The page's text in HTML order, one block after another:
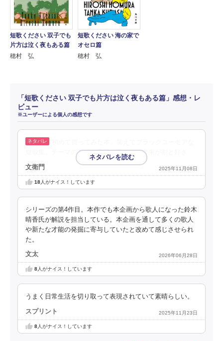
短歌ください 双子でも
片方は泣く夜もある篇
穂村 弘
短歌ください 海の家で
オセロ篇
穂村 弘
「短歌ください 双子でも片方は泣く夜もある篇」感想・レ
ビュー
※ユーザーによる個人の感想です
短歌集。テーマの友情と男子、夏休み、未来が割と好き
文衛門 2025年11月08日
18人がナイス！しています
シリーズの第4作目。本作でも本企画から歌人になった鈴木
晴香氏が解説を担当している。本企画を通して多くの歌人
や新たな才能の発掘に寄与していたと改めて感じさせられ
た。
文太 2026年06月28日
8人がナイス！しています
うまく日常生活を切り取って表現されていて素晴らしい。
スプリント 2025年11月23日
8人がナイス！しています